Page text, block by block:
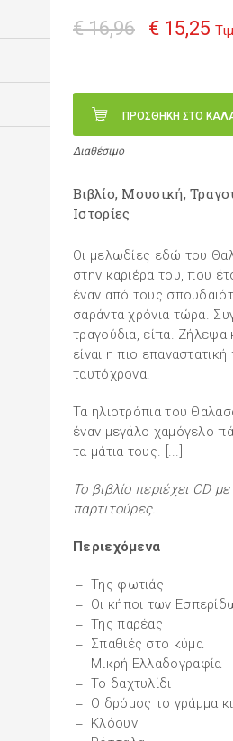
€ 16,96 € 15,25
ΠΡΟΣΘΗΚΗ ΣΤΟ
Διαθέσιμο
Βιβλίο, Μουσική,
Ιστορίες
Οι μελωδίες εδώ του
στην καριέρα του, που
έναν από τους
σαράντα χρόνια τώρα.
τραγούδια, είπα.
είναι η πιο
ταυτόχρονα.
Τα ηλιοτρόπια του
έναν μεγάλο χαμόγελο
τα μάτια τους. [...]
Το βιβλίο περιέχει CD
παρτιτούρες.
Περιεχόμενα
Της φωτιάς
Οι κήποι των
Της παρέας
Σπαθιές στο κύμα
Μικρή Ελλαδογραφία
Το δαχτυλίδι
Ο δρόμος το γράμμα
Κλόουν